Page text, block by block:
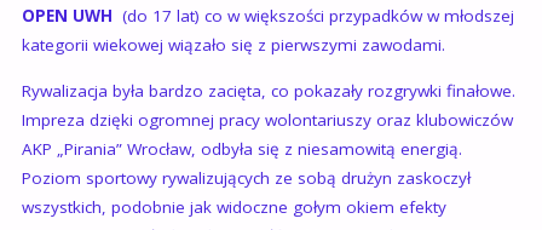
OPEN UWH (do 17 lat) co w większości przypadków w młodszej
kategorii wiekowej wiązało się z pierwszymi zawodami.
Rywalizacja była bardzo zacięta, co pokazały rozgrywki finałowe.
Impreza dzięki ogromnej pracy wolontariuszy oraz klubowiczów
AKP „Pirania” Wrocław, odbyła się z niesamowitą energią.
Poziom sportowy rywalizujących ze sobą drużyn zaskoczył
wszystkich, podobnie jak widoczne gołym okiem efekty